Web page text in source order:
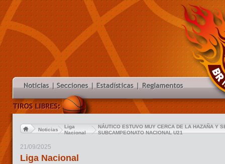
Noticias
Liga
Nacional
NÁUTICO ESTUVO MUY CERCA DE LA HAZAÑA Y
SUBCAMPEONATO NACIONAL U21
21/09/2025
Liga Nacional